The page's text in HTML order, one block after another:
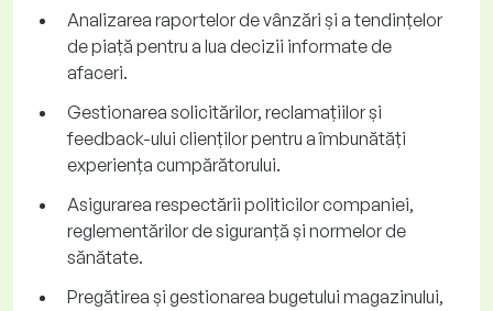
Analizarea raportelor de vânzări și a tendințelor
de piață pentru a lua decizii informate de
afaceri.
Gestionarea solicitărilor, reclamațiilor și
feedback-ului clienților pentru a îmbunătăți
experiența cumpărătorului.
Asigurarea respectării politicilor companiei,
reglementărilor de siguranță și normelor de
sănătate.
Pregătirea și gestionarea bugetului magazinului,